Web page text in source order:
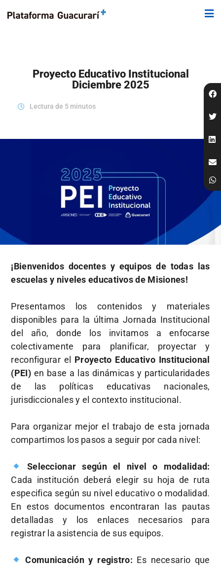
Proyecto Educativo Institucional
Diciembre 2025
Lectura de 5 minutos
¡Bienvenidos docentes y equipos de todas las
escuelas y niveles educativos de Misiones!
Presentamos los contenidos y materiales
disponibles para la última Jornada Institucional
del año, donde los invitamos a enfocarse
colectivamente para planificar, proyectar y
reconfigurar el Proyecto Educativo Institucional
(PEI)en base a las dinámicas y particularidades
de las políticas educativas nacionales,
jurisdiccionales y el contexto institucional.
Para organizar mejor el trabajo de esta jornada
compartimos los pasos a seguir por cada nivel:
Seleccionar según el nivel o modalidad:
Cada institución deberá elegir su hoja de ruta
especifica según su nivel educativo o modalidad.
En estos documentos encontraran las pautas
detalladas y los enlaces necesarios para
registrar la asistencia de sus equipos.
Comunicación y registro: Es necesario que